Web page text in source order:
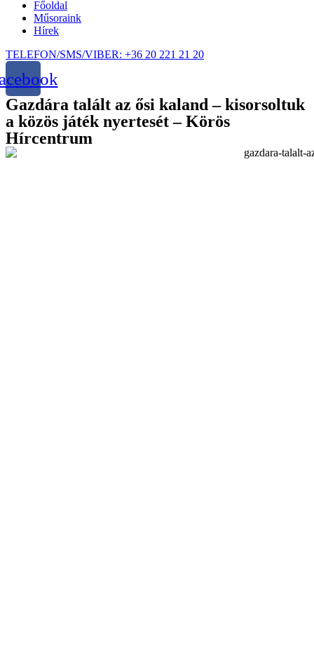
Főoldal
Műsoraink
Hírek
TELEFON/SMS/VIBER: +36 20 221 21 20
Gazdára talált az ősi kaland – kisorsoltuk
a közös játék nyertesét – Körös
Hírcentrum